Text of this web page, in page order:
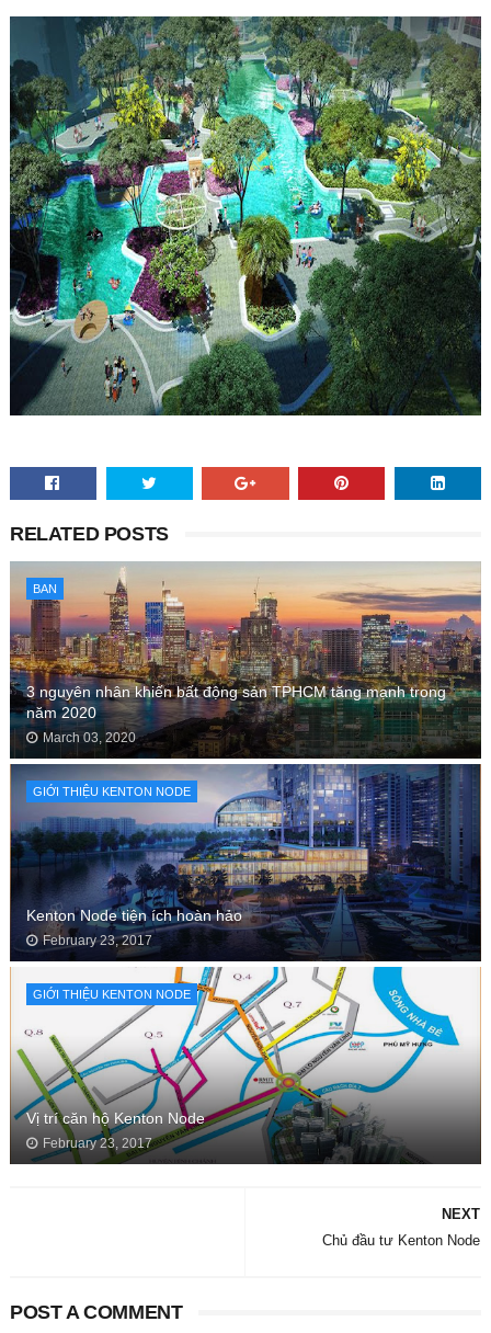
RELATED POSTS
BAN
3 nguyên nhân khiến bất động sản TPHCM tăng mạnh trong
năm 2020
March 03, 2020
GIỚI THIỆU KENTON NODE
Kenton Node tiện ích hoàn hảo
February 23, 2017
GIỚI THIỆU KENTON NODE
Vị trí căn hộ Kenton Node
February 23, 2017
NEXT
Chủ đầu tư Kenton Node
POST A COMMENT